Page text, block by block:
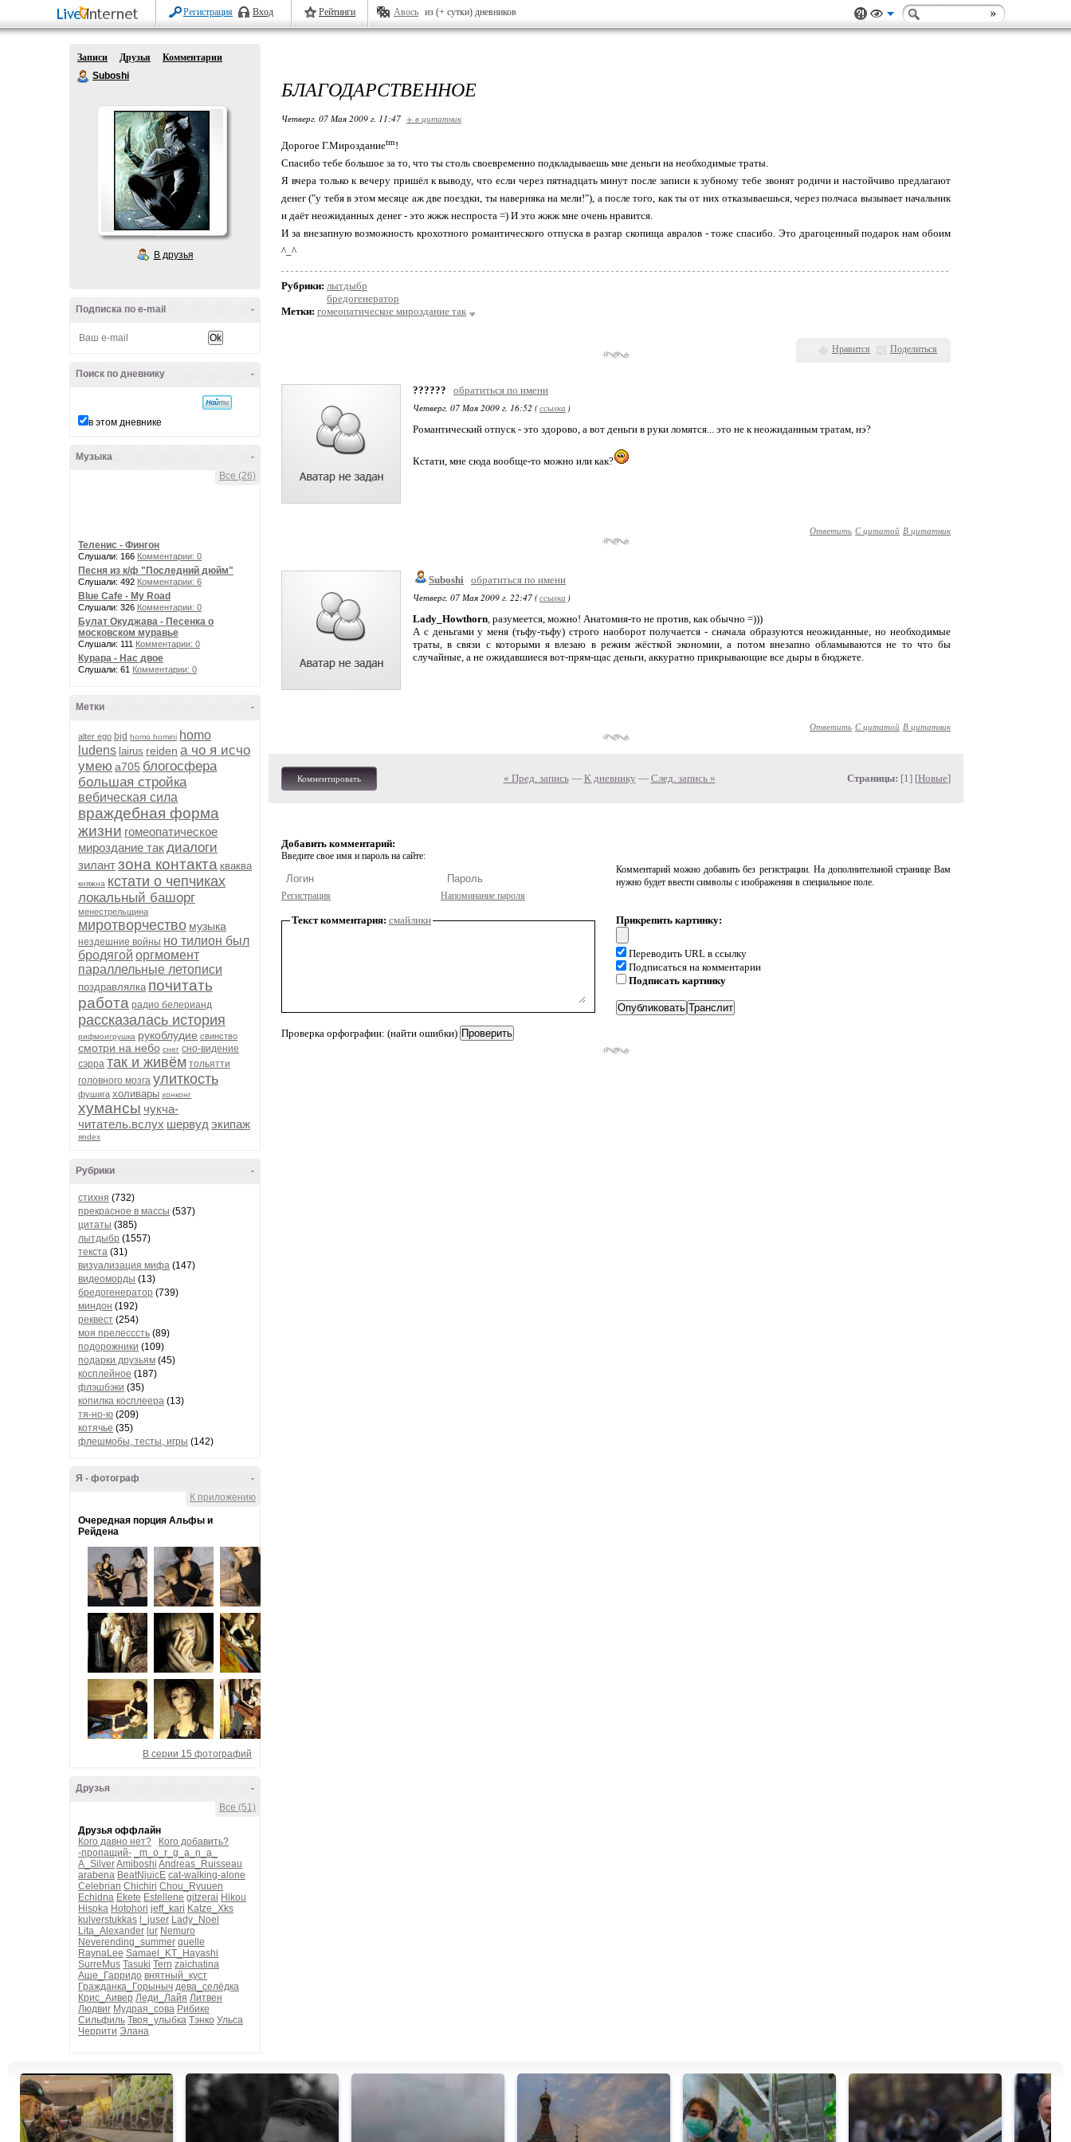
Регистрация Вход Рейтинги Авось из (+ сутки) дневников
Записи Друзья
Комментарии
Suboshi
В друзья
-
Подписка по e-mail
-
Поиск по дневнику
в этом дневнике
-
Музыка
Все (26)
Теленис - Фингон
Слушали: 166 Комментарии: 0
Песня из к/ф "Последний дюйм"
Слушали: 492 Комментарии: 6
Blue Cafe - My Road
Слушали: 326 Комментарии: 0
Булат Окуджава - Песенка о
московском муравье
Слушали: 111 Комментарии: 0
Курара - Нас двое
Слушали: 61 Комментарии: 0
-
Метки
alter ego bjd homo homini homo
ludens lairus reiden а чо я исчо
умею а705 блогосфера
большая стройка
вебическая сила
враждебная форма
жизни гомеопатическое
мироздание такдиалоги
зилантзона контакта кваква
княжна кстати о чепчиках
локальный башорг
менестрельщина
миротворчество музыка
нездешние войны но тилион был
бродягой оргмомент
параллельные летописи
поздравлялка почитать
работа радио белерианд
рассказалась история
рифмоигрушка рукоблудие свинство
смотри на небо снег сно-видение
сэрра так и живём тольятти
головного мозга улиткость
фушига холивары хонконг
хумансы чукча-
читатель.вслух шервуд экипаж
яndex
-
Рубрики
стихня (732)
прекрасное в массы (537)
цитаты (385)
лытдыбр (1557)
текста (31)
визуализация мифа (147)
видеоморды (13)
бредогенератор (739)
миндон (192)
реквест (254)
моя прелесссть (89)
подорожники (109)
подарки друзьям (45)
косплейное (187)
флэшбэки (35)
копилка косплеера (13)
тя-но-ю (209)
котячье (35)
флешмобы, тесты, игры (142)
-
Я - фотограф
К приложению
Очередная порция Альфы и
Рейдена
В серии 15 фотографий
-
Друзья
Все (51)
Друзья оффлайн
Кого давно нет?
Кого добавить?
-пропащий-
_m_o_r_g_a_n_a_
A_SilverAmiboshi Andreas_Ruisseau
arabena BeatNjuicE cat-walking-alone
Celebrian Chichiri Chou_Ryuuen
Echidna Ekete Estellene gitzerai Hikou
Hisoka Hotohori jeff_kari Katze_Xks
kulverstukkas
l_juser Lady_Noel
Lita_Alexander lur Nemuro
Neverending_summer quelle
RaynaLee Samael_KT_Hayashi
SurreMus Tasuki Tern zaichatina
Аше_Гарридо внятный_куст
Гражданка_Горыныч дева_селёдка
Крис_Аивер Леди_Лайя Литвен
Людвиг Мудрая_сова Рибике
Сильфиль Твоя_улыбка Тэнко Ульса
Черрити Элана
БЛАГОДАРСТВЕННОЕ
Четверг, 07 Мая 2009 г. 11:47 + в цитатник
Дорогое Г.Мирозданиеtm!
Спасибо тебе большое за то, что ты столь своевременно подкладываешь мне деньги на необходимые траты.
Я вчера только к вечеру пришёл к выводу, что если через пятнадцать минут после записи к зубному тебе звонят родичи и настойчиво предлагают
денег ("у тебя в этом месяце аж две поездки, ты наверняка на мели!"), а после того, как ты от них отказываешься, через полчаса вызывает начальник
и даёт неожиданных денег - это жжж неспроста =) И это жжж мне очень нравится.
И за внезапную возможность крохотного романтического отпуска в разгар скопища авралов - тоже спасибо. Это драгоценный подарок нам обоим
^_^
Рубрики: лытдыбр
бредогенератор
Метки: гомеопатическое мироздание так
Нравится Поделиться
??????
обратиться по имени
Четверг, 07 Мая 2009 г. 16:52 (ссылка )
Романтический отпуск - это здорово, а вот деньги в руки ломятся... это не к неожиданным тратам, нэ?
Кстати, мне сюда вообще-то можно или как?
Ответить С цитатой В цитатник
Suboshi обратиться по имени
Четверг, 07 Мая 2009 г. 22:47 (ссылка )
Lady_Howthorn, разумеется, можно! Анатомия-то не против, как обычно =)))
А с деньгами у меня (тьфу-тьфу) строго наоборот получается - сначала образуются неожиданные, но необходимые
траты, в связи с которыми я влезаю в режим жёсткой экономии, а потом внезапно обламываются не то что бы
случайные, а не ожидавшиеся вот-прям-щас деньги, аккуратно прикрывающие все дыры в бюджете.
Ответить С цитатой В цитатник
Комментировать « Пред. запись— К дневнику — След. запись » Страницы: [1] [Новые]
Добавить комментарий:
Введите свое имя и пароль на сайте:
Регистрация Напоминание пароля
Комментарий можно добавить без регистрации. На дополнительной странице Вам
нужно будет ввести символы с изображения в специальное поле.
Текст комментария: смайлики
Проверка орфографии: (найти ошибки)
Прикрепить картинку:
Переводить URL в ссылку
Подписаться на комментарии
Подписать картинку